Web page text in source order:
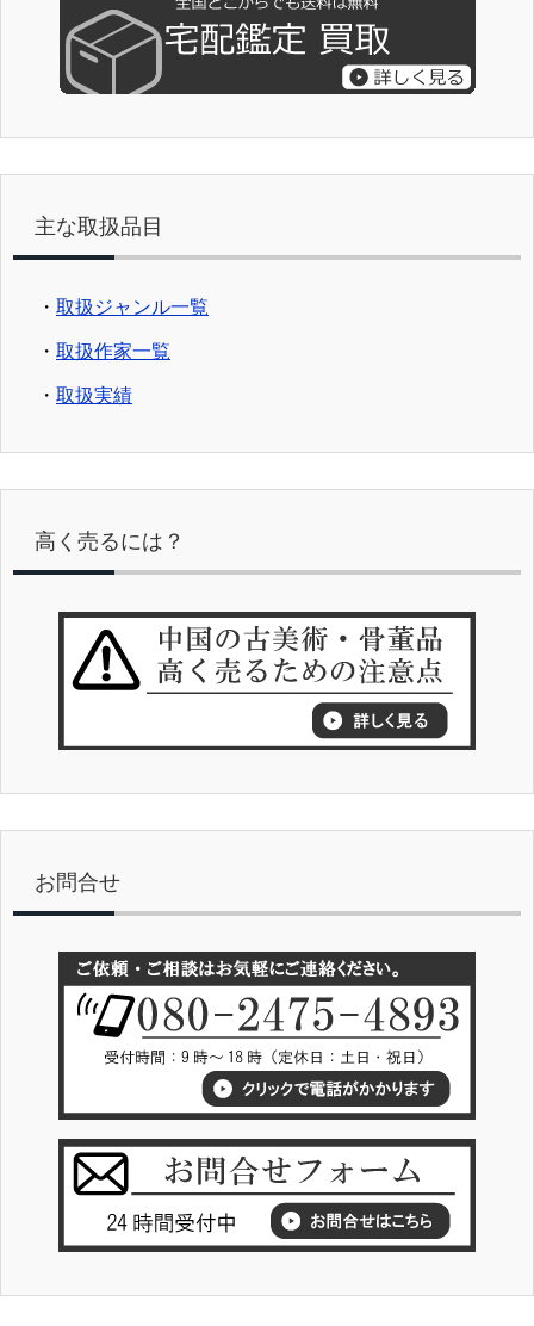
主な取扱品目
・ 取扱ジャンル一覧
・ 取扱作家一覧
・ 取扱実績
高く売るには？
お問合せ